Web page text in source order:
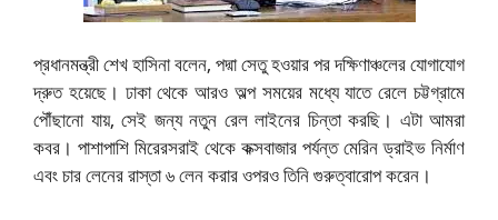
প্রধানমন্ত্রী শেখ হাসিনা বলেন, পদ্মা সেতু হওয়ার পর দক্ষিণাঞ্চলের যোগাযোগ
দ্রুত হয়েছে। ঢাকা থেকে আরও অল্প সময়ের মধ্যে যাতে রেলে চট্টগ্রামে
পৌঁছানো যায়, সেই জন্য নতুন রেল লাইনের চিন্তা করছি। এটা আমরা
কবর। পাশাপাশি মিরেরসরাই থেকে কক্সবাজার পর্যন্ত মেরিন ড্রাইভ নির্মাণ
এবং চার লেনের রাস্তা ৬ লেন করার ওপরও তিনি গুরুত্বারোপ করেন।